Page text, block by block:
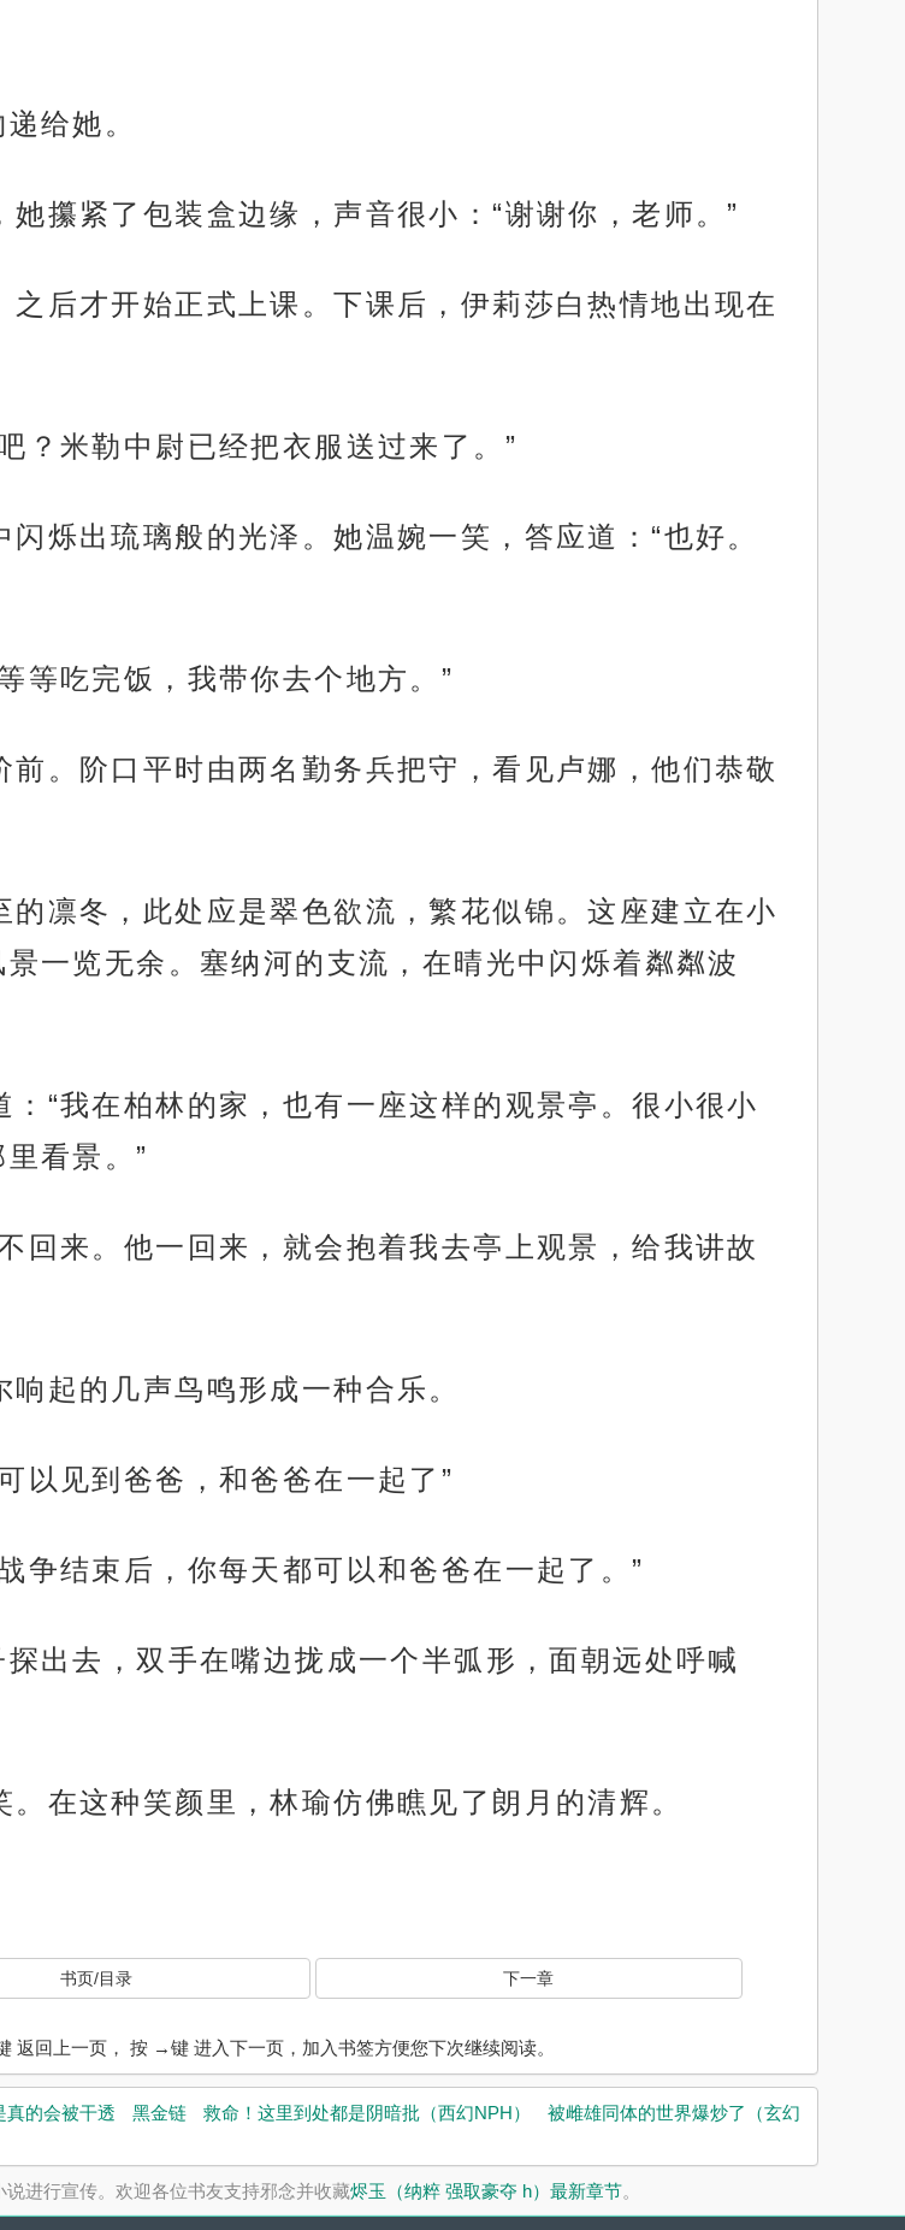
给她。
攥紧了包装盒边缘，声音很小：“谢谢你，老师。”
后才开始正式上课。下课后，伊莉莎白热情地出现在
？米勒中尉已经把衣服送过来了。”
烁出琉璃般的光泽。她温婉一笑，答应道：“也好。
等吃完饭，我带你去个地方。”
。阶口平时由两名勤务兵把守，看见卢娜，他们恭敬
凛冬，此处应是翠色欲流，繁花似锦。这座建立在小
一览无余。塞纳河的支流，在晴光中闪烁着粼粼波
“我在柏林的家，也有一座这样的观景亭。很小很小
看景。”
回来。他一回来，就会抱着我去亭上观景，给我讲故
起的几声鸟鸣形成一种合乐。
以见到爸爸，和爸爸在一起了”
争结束后，你每天都可以和爸爸在一起了。”
出去，双手在嘴边拢成一个半弧形，面朝远处呼喊
在这种笑颜里，林瑜仿佛瞧见了朗月的清辉。
书页/目录 下一章
回上一页， 按 →键 进入下一页，加入书签方便您下次继续阅读。
真的会被干透 黑金链 救命！这里到处都是阴暗批（西幻NPH）
被雌雄同体的世界爆炒了（玄幻
进行宣传。欢迎各位书友支持邪念并收藏烬玉（纳粹 强取豪夺 h）最新章节。